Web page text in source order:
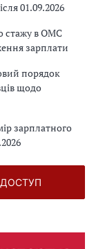
01.09.2026
стажу в ОМС
зарплати
порядок
щодо
зарплатного